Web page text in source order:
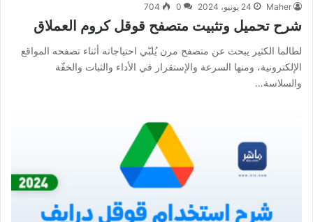
Maher 24 يونيو، 2024 0
704
شرح تحميل وتثبيت متصفح قوقل كروم العملاق
لطالما الكثير يبحث عن متصفح مرن يُلبّي احتياجاته أثناء تصفحه المواقع
الإلكترونية، ومنها السرعة والإستقرار في الأداء والثبات والخفّة
والسلاسة…